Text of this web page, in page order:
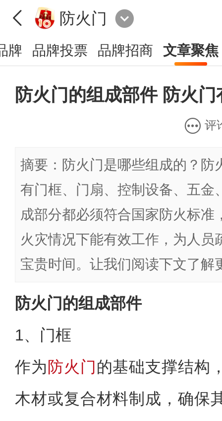
防火门
牌 品牌投票 品牌招商 文章聚焦
防火门的组成部件 防火
评
摘要：防火门是哪些组成的？防
有门框、门扇、控制设备、五金
成部分都必须符合国家防火标准
火灾情况下能有效工作，为人员
宝贵时间。让我们阅读下文了解
防火门的组成部件
1、门框
作为 防火门的基础支撑结构
木材或复合材料制成，确保